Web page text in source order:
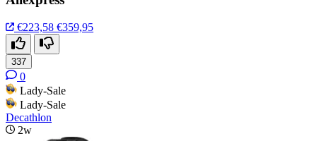
€223,58 €359,95
337
0
Lady-Sale
Lady-Sale
Decathlon
2w